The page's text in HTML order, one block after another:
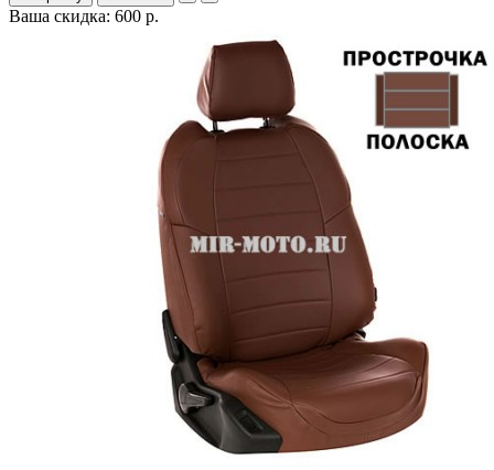
Ваша скидка: 600 р.